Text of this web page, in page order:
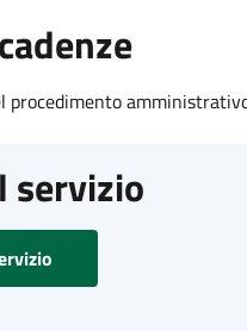
procedimento
servizio